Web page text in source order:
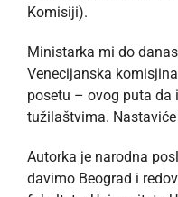
Komisiji).
Ministarka mi do
Venecijanska
posetu – ovog puta da
tužilaštvima.
Autorka je narodna
davimo Beograd i